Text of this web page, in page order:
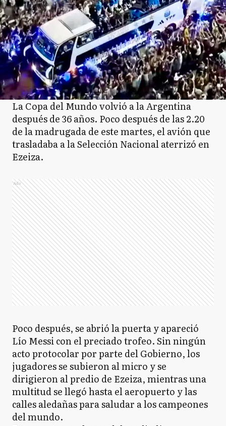
La Copa del Mundo volvió a la Argentina
después de 36 años. Poco después de las 2.20
de la madrugada de este martes, el avión que
trasladaba a la Selección Nacional aterrizó en
Ezeiza.
Ads
Poco después, se abrió la puerta y apareció
Lío Messi con el preciado trofeo. Sin ningún
acto protocolar por parte del Gobierno, los
jugadores se subieron al micro y se
dirigieron al predio de Ezeiza, mientras una
multitud se llegó hasta el aeropuerto y las
calles aledañas para saludar a los campeones
del mundo.